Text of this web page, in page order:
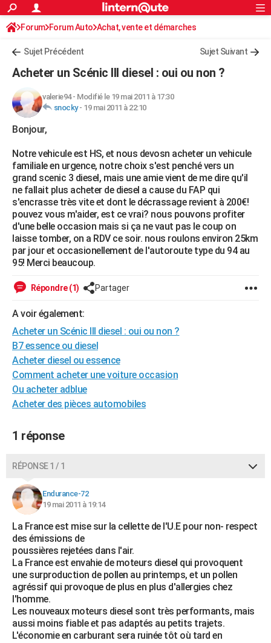
ACTUALITÉS
Politique
Société
Faits Divers
Education
Monde
Villes
+
Retraite
Impôts
Epargne
Immobilier
Risques naturels par ville
Banque
Assurance
Crédit
AUTO
Essais
Réserver un essai
Citadines
Berlines
SUV
Forum auto
+HIGH-TECH
Mobiles
Meilleur smartphone
Internet
Ordinateurs
Jeux vidéo
Guide high-tech
+BRICOLAGE
Forum
Aménagement intérieur
Extérieur
Cuisine
Salle de bains
Jardinage
Rangement
WEEK-END
LIFESTYLE
Art de vivre
Bien-être
Loisirs
Mode
Modes de vie
SANTE
Alimentation
Guide de la santé
Maladies
Médicaments
Sommeil
VOYAGE
Destinations
City break
Voyage nature
Voyage de noces
Forum
Climat
PHOTO
GUIDES D'ACHAT
BONS PLANS
CARTE DE VOEUX
Carte de Noël
Carte Bonne année
Carte Saint-Valentin
Carte Pâques
Carte d'anniversaire
DICTIONNAIRE
Dictionnaire
Biographies
Citations
Expressions
Proverbes
PROGRAMME TV
COPAINS D'AVANT
FORUM
Bricolage
Lifestyle
Culture
Sport
Auto
Television
Voyage
Cinema
S'inscrire
Connexion
Forum Forum Auto Achat, vente et démarches
Sujet Précédent Sujet Suivant
Acheter un Scénic III diesel : oui ou non ?
valerie94- Modifié le 19 mai 2011 à 17:30
snocky- 19 mai 2011 à 22:10
Bonjour,
Notre vehicule est HS, et nous devosn acheter un vehicule
familiale en urgence, notre choix s'est penché vers un
grand scenic 3 diesel, mais une amie vient de me dire qu'il
ne fallait plus acheter de diesel a cause du FAP qui
s'encrasse très vite et dont le décrassage revient à 200€!
pouvez vous m'aider, est ce vrai? nous pouvons profiter
d'une belle occasion mais si ça ne vaut pas le coup on
laisse tomber, on a RDV ce soir. nous roulons environ 25km
par jour et occasionellement de l'autoroute type du 94 au
95! Merci beaucoup.
Répondre (1) Partager
A voir également:
Acheter un Scénic III diesel : oui ou non ?
B7 essence ou diesel
Acheter diesel ou essence
Comment acheter une voiture occasion
Ou acheter adblue
Acheter des pièces automobiles
1 réponse
RÉPONSE 1 / 1
Endurance-72
19 mai 2011 à 19:14
La France est mise sur la cellette de l'U.E pour non- respect
des émissions de
poussières rejetées dans l'air.
La France est envahie de moteurs diesel qui provoquent
une surproduction de pollen au printemps, et un pollen
agréssif qui provoque de plus en plus d'allergies chez
l'homme.
Les nouveaux moteurs diesel sont très performants, mais
aussi moins fiable et pas adaptés au petits trajets.
L'économie en carburant sera ruinée tôt où tard en